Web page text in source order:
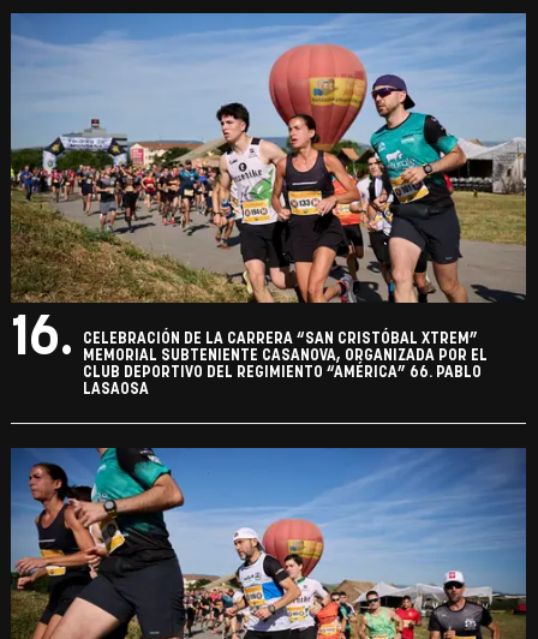
16.
CELEBRACIÓN DE LA CARRERA “SAN CRISTÓBAL XTREM”
MEMORIAL SUBTENIENTE CASANOVA, ORGANIZADA POR EL
CLUB DEPORTIVO DEL REGIMIENTO “AMÉRICA” 66. PABLO
LASAOSA